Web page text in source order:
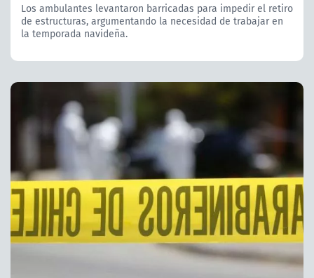
Los ambulantes levantaron barricadas para impedir el retiro
de estructuras, argumentando la necesidad de trabajar en
la temporada navideña.